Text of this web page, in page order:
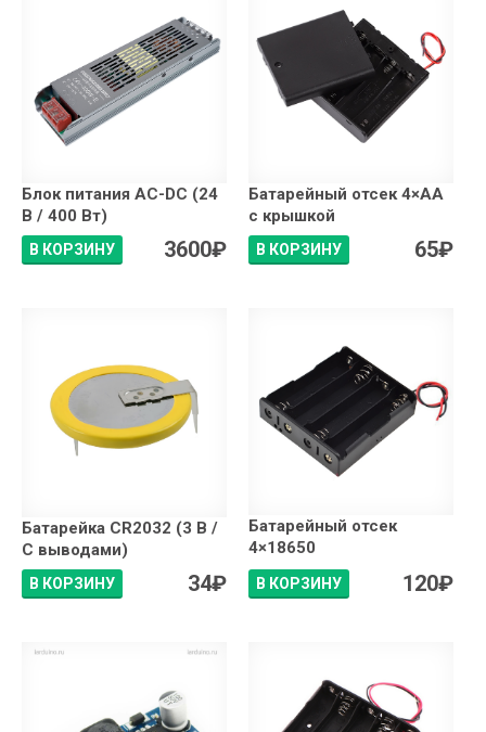
Блок питания AC-DC (24
В / 400 Вт)
В КОРЗИНУ 3600₽
Батарейный отсек 4×АA
с крышкой
В КОРЗИНУ 65₽
Батарейка CR2032 (3 В /
С выводами)
В КОРЗИНУ 34₽
Батарейный отсек
4×18650
В КОРЗИНУ 120₽